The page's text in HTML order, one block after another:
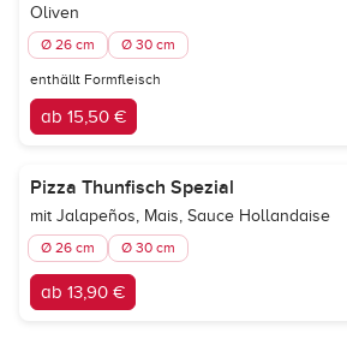
Oliven
Ø 26 cm Ø 30 cm
enthällt Formfleisch
ab 15,50 €
Pizza Thunfisch Spezial
mit Jalapeños, Mais, Sauce Hollandaise
Ø 26 cm Ø 30 cm
ab 13,90 €